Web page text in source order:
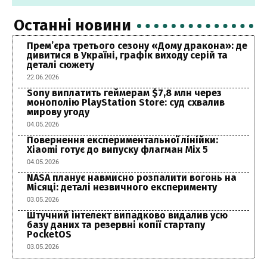
Останні новини
Прем’єра третього сезону «Дому дракона»: де
дивитися в Україні, графік виходу серій та
деталі сюжету
22.06.2026
Sony виплатить геймерам $7,8 млн через
монополію PlayStation Store: суд схвалив
мирову угоду
04.05.2026
Повернення експериментальної лінійки:
Xiaomi готує до випуску флагман Mix 5
04.05.2026
NASA планує навмисно розпалити вогонь на
Місяці: деталі незвичного експерименту
03.05.2026
Штучний інтелект випадково видалив усю
базу даних та резервні копії стартапу
PocketOS
03.05.2026